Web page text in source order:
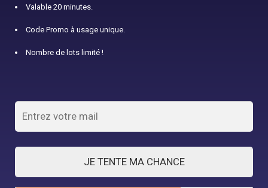
Valable 20 minutes.
Code Promo à usage unique.
Nombre de lots limité !
JE TENTE MA CHANCE